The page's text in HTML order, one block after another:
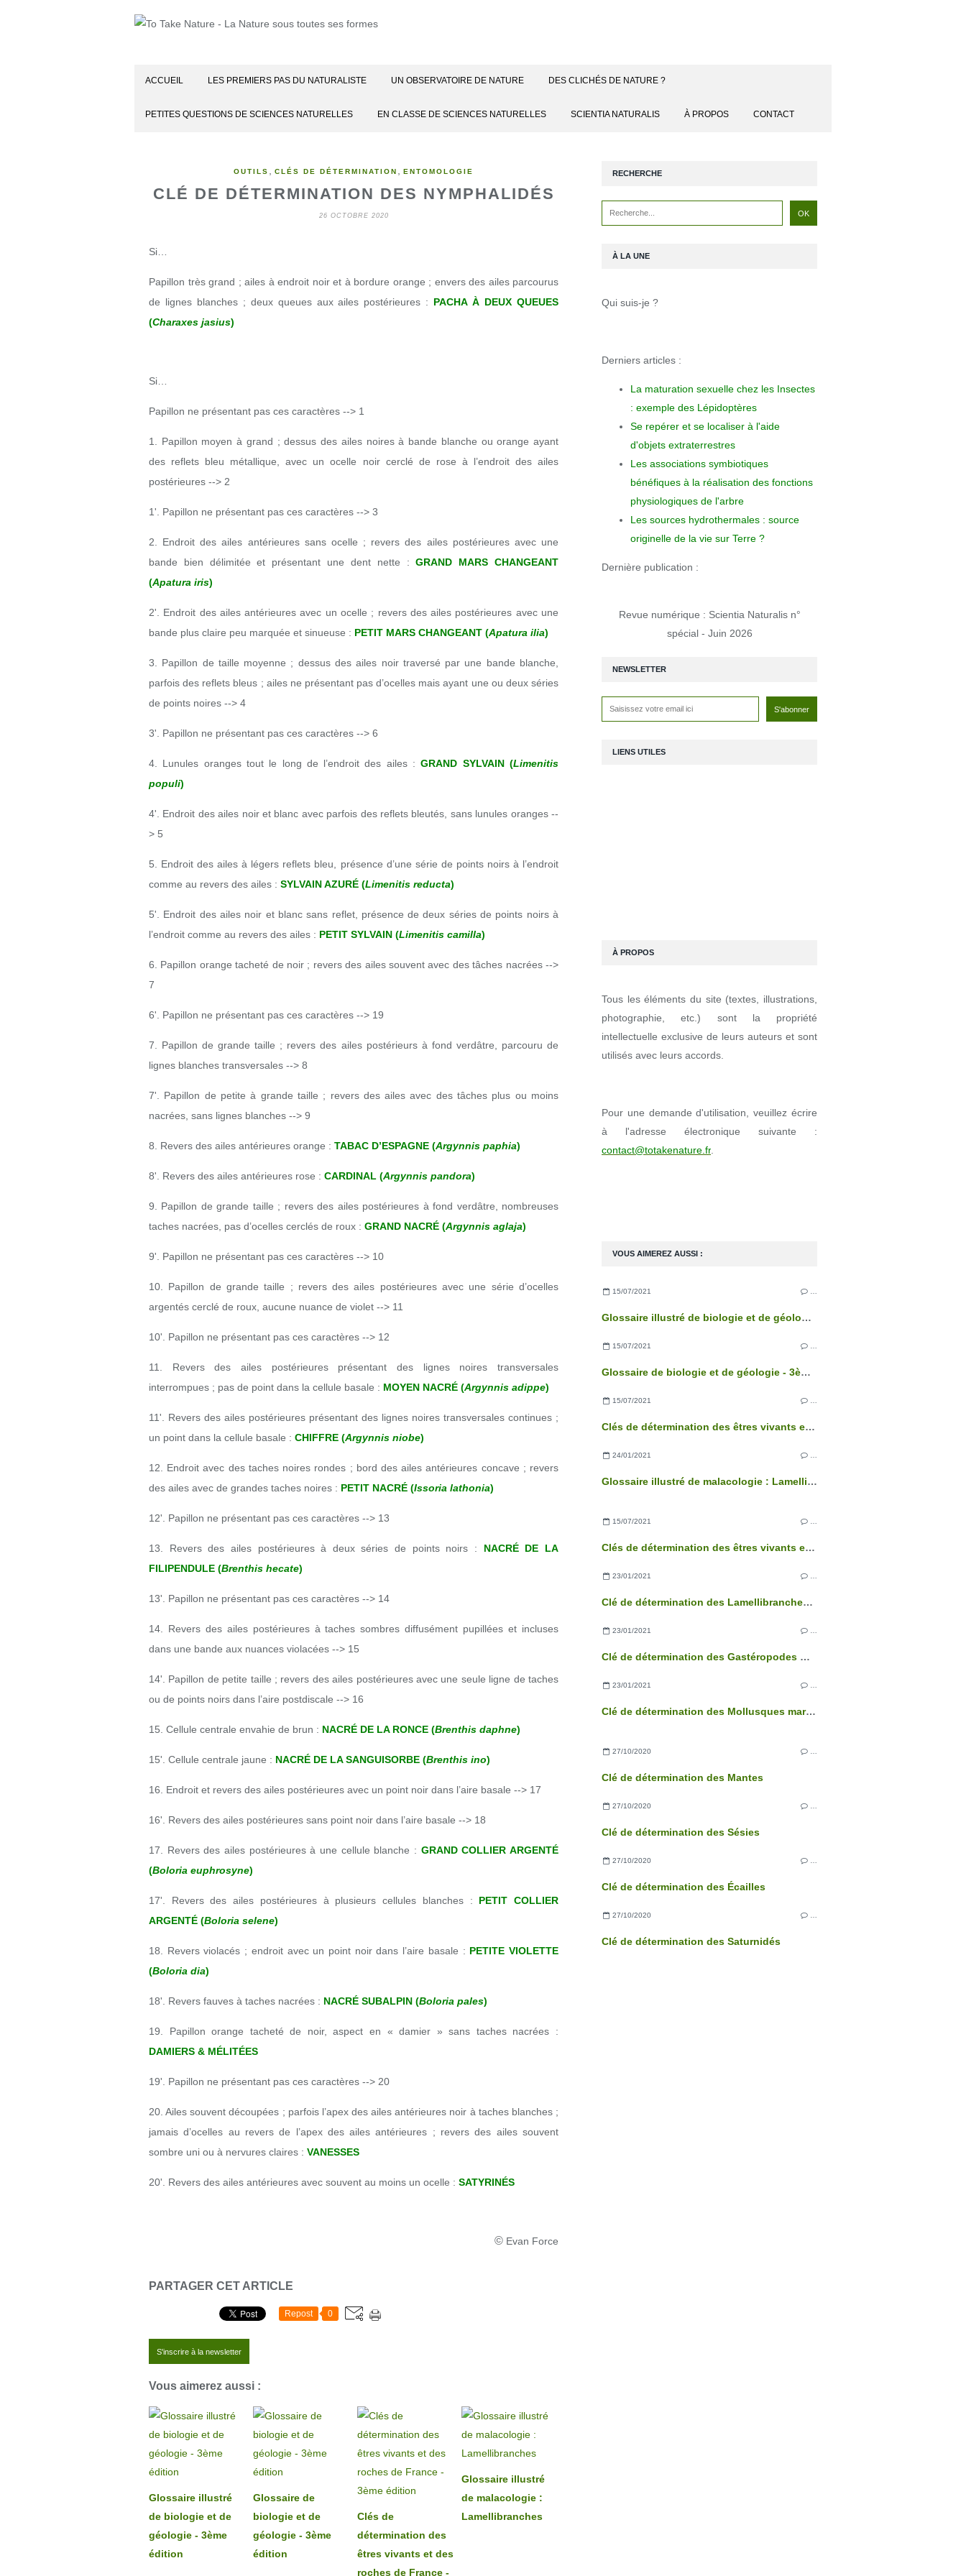
ACCUEIL LES PREMIERS PAS DU NATURALISTE UN OBSERVATOIRE DE NATURE DES CLICHÉS DE NATURE ?
PETITES QUESTIONS DE SCIENCES NATURELLES EN CLASSE DE SCIENCES NATURELLES SCIENTIA NATURALIS À PROPOS CONTACT
OUTILS CLÉS DE DÉTERMINATION ENTOMOLOGIE
CLÉ DE DÉTERMINATION DES NYMPHALIDÉS
26 OCTOBRE 2020
Si…
Papillon très grand ; ailes à endroit noir et à bordure orange ; envers des ailes parcourus
de lignes blanches ; deux queues aux ailes postérieures : PACHA À DEUX QUEUES
(Charaxes jasius)
Si…
Papillon ne présentant pas ces caractères --> 1
1. Papillon moyen à grand ; dessus des ailes noires à bande blanche ou orange ayant
des reflets bleu métallique, avec un ocelle noir cerclé de rose à l’endroit des ailes
postérieures --> 2
1'. Papillon ne présentant pas ces caractères --> 3
2. Endroit des ailes antérieures sans ocelle ; revers des ailes postérieures avec une
bande bien délimitée et présentant une dent nette :GRAND MARS CHANGEANT
(Apatura iris)
2'. Endroit des ailes antérieures avec un ocelle ; revers des ailes postérieures avec une
bande plus claire peu marquée et sinueuse : PETIT MARS CHANGEANT (Apatura ilia)
3. Papillon de taille moyenne ; dessus des ailes noir traversé par une bande blanche,
parfois des reflets bleus ; ailes ne présentant pas d’ocelles mais ayant une ou deux séries
de points noires --> 4
3'. Papillon ne présentant pas ces caractères --> 6
4. Lunules oranges tout le long de l’endroit des ailes :GRAND SYLVAIN (Limenitis
populi)
4'. Endroit des ailes noir et blanc avec parfois des reflets bleutés, sans lunules oranges --
> 5
5. Endroit des ailes à légers reflets bleu, présence d’une série de points noirs à l’endroit
comme au revers des ailes : SYLVAIN AZURÉ (Limenitis reducta)
5'. Endroit des ailes noir et blanc sans reflet, présence de deux séries de points noirs à
l’endroit comme au revers des ailes : PETIT SYLVAIN (Limenitis camilla)
6. Papillon orange tacheté de noir ; revers des ailes souvent avec des tâches nacrées -->
7
6'. Papillon ne présentant pas ces caractères --> 19
7. Papillon de grande taille ; revers des ailes postérieurs à fond verdâtre, parcouru de
lignes blanches transversales --> 8
7'. Papillon de petite à grande taille ; revers des ailes avec des tâches plus ou moins
nacrées, sans lignes blanches --> 9
8. Revers des ailes antérieures orange : TABAC D’ESPAGNE (Argynnis paphia)
8'. Revers des ailes antérieures rose : CARDINAL (Argynnis pandora)
9. Papillon de grande taille ; revers des ailes postérieures à fond verdâtre, nombreuses
taches nacrées, pas d’ocelles cerclés de roux : GRAND NACRÉ (Argynnis aglaja)
9'. Papillon ne présentant pas ces caractères --> 10
10. Papillon de grande taille ; revers des ailes postérieures avec une série d’ocelles
argentés cerclé de roux, aucune nuance de violet --> 11
10'. Papillon ne présentant pas ces caractères --> 12
11. Revers des ailes postérieures présentant des lignes noires transversales
interrompues ; pas de point dans la cellule basale : MOYEN NACRÉ (Argynnis adippe)
11'. Revers des ailes postérieures présentant des lignes noires transversales continues ;
un point dans la cellule basale : CHIFFRE (Argynnis niobe)
12. Endroit avec des taches noires rondes ; bord des ailes antérieures concave ; revers
des ailes avec de grandes taches noires : PETIT NACRÉ (Issoria lathonia)
12'. Papillon ne présentant pas ces caractères --> 13
13. Revers des ailes postérieures à deux séries de points noirs : NACRÉ DE LA
FILIPENDULE (Brenthis hecate)
13'. Papillon ne présentant pas ces caractères --> 14
14. Revers des ailes postérieures à taches sombres diffusément pupillées et incluses
dans une bande aux nuances violacées --> 15
14'. Papillon de petite taille ; revers des ailes postérieures avec une seule ligne de taches
ou de points noirs dans l’aire postdiscale --> 16
15. Cellule centrale envahie de brun : NACRÉ DE LA RONCE (Brenthis daphne)
15'. Cellule centrale jaune : NACRÉ DE LA SANGUISORBE (Brenthis ino)
16. Endroit et revers des ailes postérieures avec un point noir dans l’aire basale --> 17
16'. Revers des ailes postérieures sans point noir dans l’aire basale --> 18
17. Revers des ailes postérieures à une cellule blanche : GRAND COLLIER ARGENTÉ
(Boloria euphrosyne)
17'. Revers des ailes postérieures à plusieurs cellules blanches : PETIT COLLIER
ARGENTÉ (Boloria selene)
18. Revers violacés ; endroit avec un point noir dans l’aire basale : PETITE VIOLETTE
(Boloria dia)
18'. Revers fauves à taches nacrées : NACRÉ SUBALPIN (Boloria pales)
19. Papillon orange tacheté de noir, aspect en « damier » sans taches nacrées :
DAMIERS & MÉLITÉES
19'. Papillon ne présentant pas ces caractères --> 20
20. Ailes souvent découpées ; parfois l’apex des ailes antérieures noir à taches blanches ;
jamais d’ocelles au revers de l’apex des ailes antérieures ; revers des ailes souvent
sombre uni ou à nervures claires : VANESSES
20'. Revers des ailes antérieures avec souvent au moins un ocelle : SATYRINÉS
© Evan Force
PARTAGER CET ARTICLE
Repost 0
S'inscrire à la newsletter
Vous aimerez aussi :
Glossaire illustré
de biologie et de
géologie - 3ème
édition
Glossaire de
biologie et de
géologie - 3ème
édition
Clés de
détermination des
êtres vivants et des
roches de France -
Glossaire illustré
de malacologie :
Lamellibranches
NEWSLETTER
RECHERCHE
VOUS AIMEREZ AUSSI :
15/07/2021
Glossaire illustré de biologie et de géologie - 3ème édition
15/07/2021
Glossaire de biologie et de géologie - 3ème édition
15/07/2021
Clés de détermination des êtres vivants et des roches de France - 3ème édition
24/01/2021
Glossaire illustré de malacologie : Lamellibranches
15/07/2021
Clés de détermination des êtres vivants et des roches de France - 3ème édition
23/01/2021
Clé de détermination des Lamellibranches marins
23/01/2021
Clé de détermination des Gastéropodes marins
23/01/2021
Clé de détermination des Mollusques marins
27/10/2020
Clé de détermination des Mantes
27/10/2020
Clé de détermination des Sésies
27/10/2020
Clé de détermination des Écailles
27/10/2020
Clé de détermination des Saturnidés
À LA UNE
Qui suis-je ?
Derniers articles :
La maturation sexuelle chez les Insectes
: exemple des Lépidoptères
Se repérer et se localiser à l'aide
d'objets extraterrestres
Les associations symbiotiques
bénéfiques à la réalisation des fonctions
physiologiques de l'arbre
Les sources hydrothermales : source
originelle de la vie sur Terre ?
Dernière publication :
Revue numérique : Scientia Naturalis n°
spécial - Juin 2026
LIENS UTILES
À PROPOS
Tous les éléments du site (textes, illustrations,
photographie, etc.) sont la propriété
intellectuelle exclusive de leurs auteurs et sont
utilisés avec leurs accords.
Pour une demande d'utilisation, veuillez écrire
à l'adresse électronique suivante :
contact@totakenature.fr